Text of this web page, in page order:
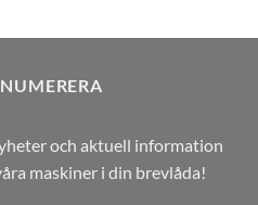
och aktuell information
maskiner i din brevlåda!